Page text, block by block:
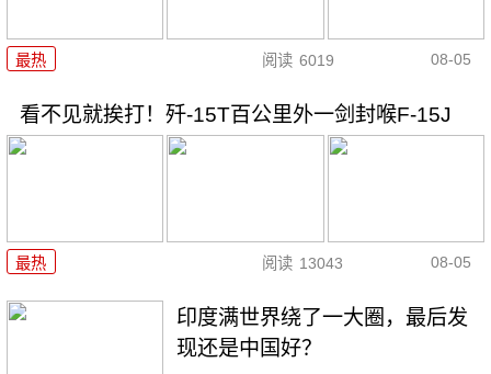
最热 阅读 6019 08-05
看不见就挨打！歼-15T百公里外一剑封喉F-15J
最热 阅读 13043 08-05
印度满世界绕了一大圈，最后发
现还是中国好？